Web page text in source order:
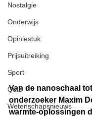
Nostalgie
Onderwijs
Opiniestuk
Prijsuitreiking
Sport
Quiz
Wetenschapsnieuws
Van de nanoschaal
onderzoeker Maxim
warmte-oplossingen